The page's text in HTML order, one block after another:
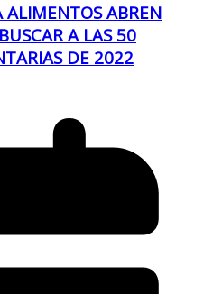
ALIMENTOS ABREN
A LAS 50
DE 2022